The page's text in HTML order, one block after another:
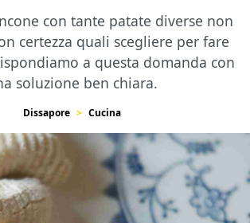
con tante patate diverse non
certezza quali scegliere per fare
a questa domanda con
soluzione ben chiara.
Dissapore Cucina